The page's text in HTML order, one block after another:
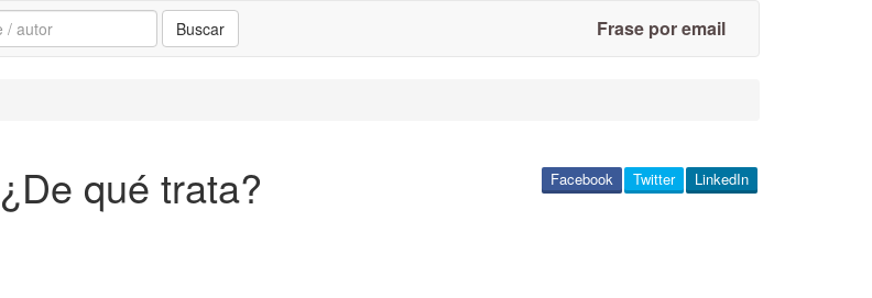
Buscar Frase por email
qué trata? LinkedIn
Twitter
Facebook